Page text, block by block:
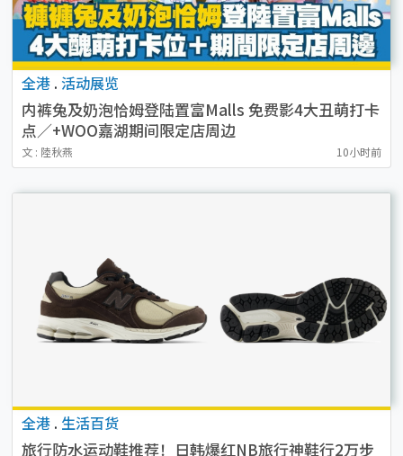
全港 . 活动展览
内裤兔及奶泡恰姆登陆置富Malls 免费影4大丑萌打卡
点／+WOO嘉湖期间限定店周边
文 : 陸秋燕 10小时前
全港 . 生活百货
旅行防水运动鞋推荐！日韩爆红NB旅行神鞋行2万步